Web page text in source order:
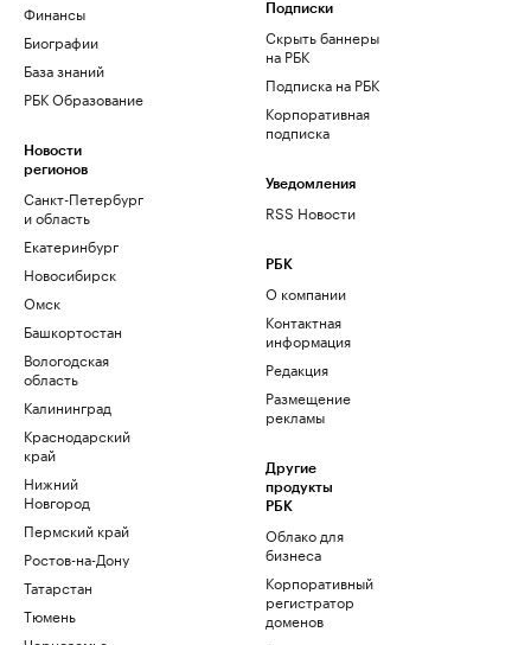
Финансы
Биографии
База знаний
РБК Образование
Новости
регионов
Санкт-Петербург
и область
Екатеринбург
Новосибирск
Омск
Башкортостан
Вологодская
область
Калининград
Краснодарский
край
Нижний
Новгород
Пермский край
Ростов-на-Дону
Татарстан
Тюмень
Подписки
Скрыть баннеры
на РБК
Подписка на РБК
Корпоративная
подписка
Уведомления
RSS Новости
РБК
О компании
Контактная
информация
Редакция
Размещение
рекламы
Другие
продукты
РБК
Облако для
бизнеса
Корпоративный
регистратор
доменов